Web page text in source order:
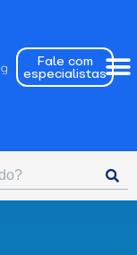
Fale com
especialistas